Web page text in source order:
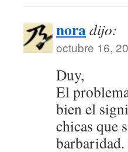
noradijo:
octubre 16,
Duy,
El
bien el
chicas que
barbaridad.